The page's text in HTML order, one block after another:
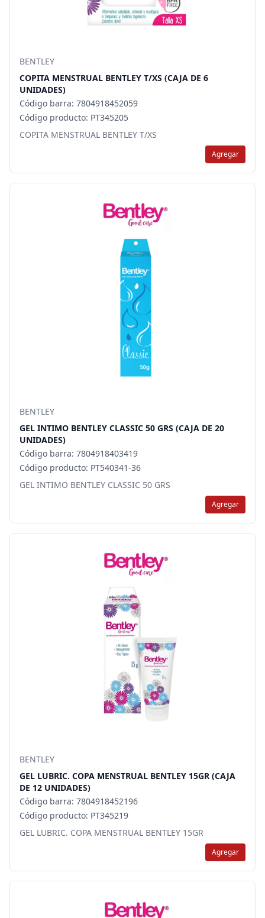
BENTLEY
COPITA MENSTRUAL BENTLEY T/XS (CAJA DE 6
UNIDADES)
Código barra: 7804918452059
Código producto: PT345205
COPITA MENSTRUAL BENTLEY T/XS
Agregar
BENTLEY
GEL INTIMO BENTLEY CLASSIC 50 GRS (CAJA DE 20
UNIDADES)
Código barra: 7804918403419
Código producto: PT540341-36
GEL INTIMO BENTLEY CLASSIC 50 GRS
Agregar
BENTLEY
GEL LUBRIC. COPA MENSTRUAL BENTLEY 15GR (CAJA
DE 12 UNIDADES)
Código barra: 7804918452196
Código producto: PT345219
GEL LUBRIC. COPA MENSTRUAL BENTLEY 15GR
Agregar